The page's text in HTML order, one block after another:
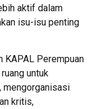
aktif dalam
isu-isu penting
KAPAL Perempuan
untuk
mengorganisasi
kritis,